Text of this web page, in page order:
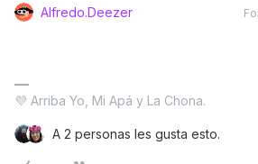
Alfredo.Deezer
💜 Arriba Yo, Mi Apá y La Chona.
A 2 personas les gusta esto.